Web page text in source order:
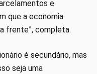
e
que a economia
frente”, completa.
é secundário, mas
seja uma